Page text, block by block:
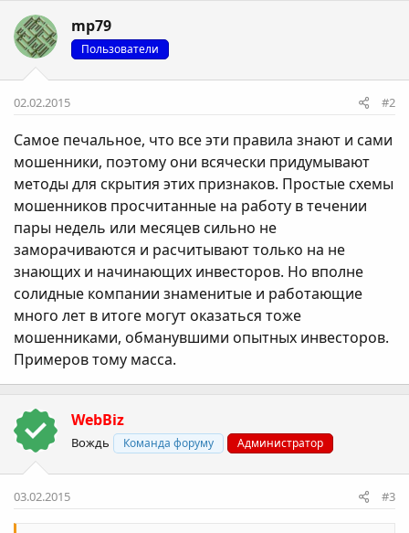
ц
і
ї
mp79
Пользователи
02.02.2015 #2
Самое печальное, что все эти правила знают и сами
мошенники, поэтому они всячески придумывают
методы для скрытия этих признаков. Простые схемы
мошенников просчитанные на работу в течении
пары недель или месяцев сильно не
заморачиваются и расчитывают только на не
знающих и начинающих инвесторов. Но вполне
солидные компании знаменитые и работающие
много лет в итоге могут оказаться тоже
мошенниками, обманувшими опытных инвесторов.
Примеров тому масса.
WebBiz
Вождь Команда форуму Администратор
03.02.2015 #3